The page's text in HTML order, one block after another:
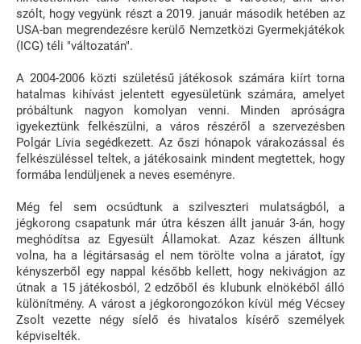
szólt, hogy vegyünk részt a 2019. január második hetében az
USA-ban megrendezésre kerülő Nemzetközi Gyermekjátékok
(ICG) téli "változatán".
A 2004-2006 közti születésű játékosok számára kiírt torna
hatalmas kihívást jelentett egyesületünk számára, amelyet
próbáltunk nagyon komolyan venni. Minden apróságra
igyekeztünk felkészülni, a város részéről a szervezésben
Polgár Lívia segédkezett. Az őszi hónapok várakozással és
felkészüléssel teltek, a játékosaink mindent megtettek, hogy
formába lendüljenek a neves eseményre.
Még fel sem ocsúdtunk a szilveszteri mulatságból, a
jégkorong csapatunk már útra készen állt január 3-án, hogy
meghódítsa az Egyesült Államokat. Azaz készen álltunk
volna, ha a légitársaság el nem törölte volna a járatot, így
kényszerből egy nappal később kellett, hogy nekivágjon az
útnak a 15 játékosból, 2 edzőből és klubunk elnökéből álló
különítmény. A várost a jégkorongozókon kívül még Vécsey
Zsolt vezette négy síelő és hivatalos kísérő személyek
képviselték.